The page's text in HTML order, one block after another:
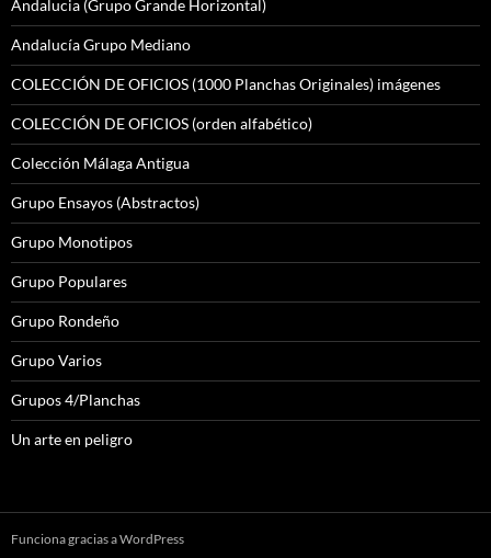
Andalucia (Grupo Grande Horizontal)
Andalucía Grupo Mediano
COLECCIÓN DE OFICIOS (1000 Planchas Originales) imágenes
COLECCIÓN DE OFICIOS (orden alfabético)
Colección Málaga Antigua
Grupo Ensayos (Abstractos)
Grupo Monotipos
Grupo Populares
Grupo Rondeño
Grupo Varios
Grupos 4/Planchas
Un arte en peligro
Funciona gracias a WordPress